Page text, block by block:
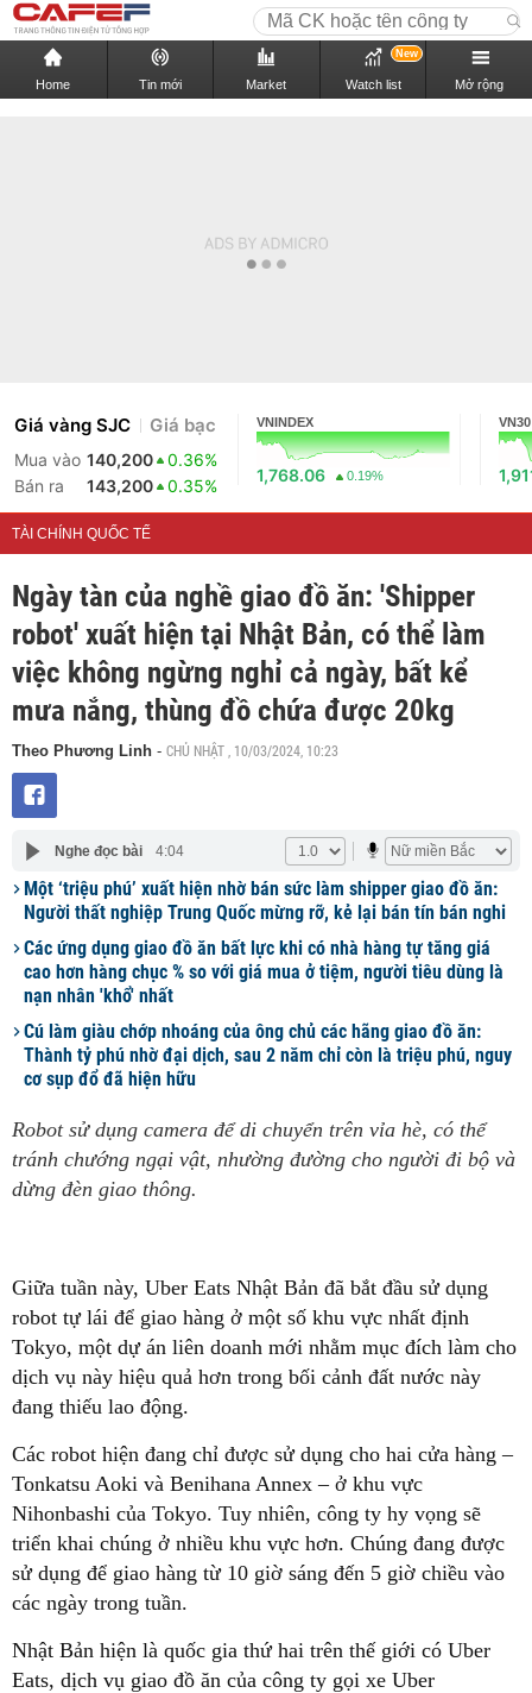
Home Tin mới Market Watch list
New
Mở rộng
Giá vàng SJC Giá bạc
Mua vào 140,200
0.36%
Bán ra
143,200 0.35%
VNINDEX
1,768.06 0.19%
VN30
TÀI CHÍNH QUỐC TẾ
Ngày tàn của nghề giao đồ ăn: 'Shipper
robot' xuất hiện tại Nhật Bản, có thể làm
việc không ngừng nghỉ cả ngày, bất kể
mưa nắng, thùng đồ chứa được 20kg
Theo Phương Linh - CHỦ NHẬT , 10/03/2024, 10:23
Nghe đọc bài 4:04
Một ‘triệu phú’ xuất hiện nhờ bán sức làm shipper giao đồ ăn:
Người thất nghiệp Trung Quốc mừng rỡ, kẻ lại bán tín bán nghi
Các ứng dụng giao đồ ăn bất lực khi có nhà hàng tự tăng giá
cao hơn hàng chục % so với giá mua ở tiệm, người tiêu dùng là
nạn nhân 'khổ' nhất
Cú làm giàu chớp nhoáng của ông chủ các hãng giao đồ ăn:
Thành tỷ phú nhờ đại dịch, sau 2 năm chỉ còn là triệu phú, nguy
cơ sụp đổ đã hiện hữu
Robot sử dụng camera để di chuyển trên vỉa hè, có thể
tránh chướng ngại vật, nhường đường cho người đi bộ và
dừng đèn giao thông.
Giữa tuần này, Uber Eats Nhật Bản đã bắt đầu sử dụng
robot tự lái để giao hàng ở một số khu vực nhất định
Tokyo, một dự án liên doanh mới nhằm mục đích làm cho
dịch vụ này hiệu quả hơn trong bối cảnh đất nước này
đang thiếu lao động.
Các robot hiện đang chỉ được sử dụng cho hai cửa hàng –
Tonkatsu Aoki và Benihana Annex – ở khu vực
Nihonbashi của Tokyo. Tuy nhiên, công ty hy vọng sẽ
triển khai chúng ở nhiều khu vực hơn. Chúng đang được
sử dụng để giao hàng từ 10 giờ sáng đến 5 giờ chiều vào
các ngày trong tuần.
Nhật Bản hiện là quốc gia thứ hai trên thế giới có Uber
Eats, dịch vụ giao đồ ăn của công ty gọi xe Uber